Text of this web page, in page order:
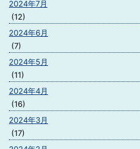
2024年7月
(12)
2024年6月
(7)
2024年5月
(11)
2024年4月
(16)
2024年3月
(17)